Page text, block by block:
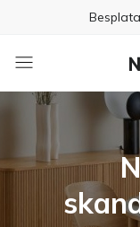
Nije